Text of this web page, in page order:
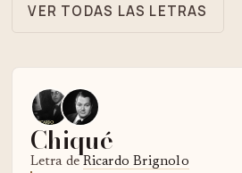
VER TODAS LAS LETRAS
Chiqué
Letra deRicardo Brignolo